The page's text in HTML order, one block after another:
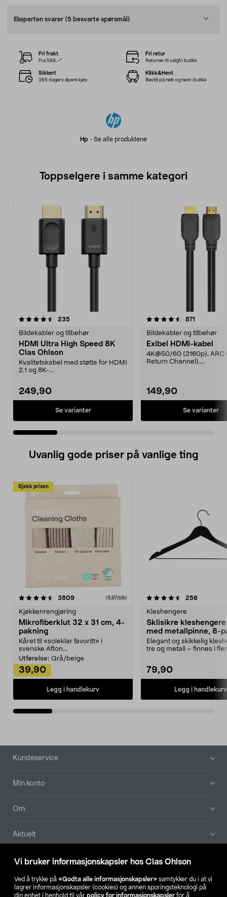
Vi bruker informasjonskapsler hos Clas Ohlson
Ved å trykke på «Godta alle informasjonskapsler» samtykker du i at vi
lagrer informasjonskapsler (cookies) og annen sporingsteknologi på
din enhet i henhold til vår policy for informasjonskapsler for å
Eksperten svarer (5 besvarte spørsmål)
Hp - Se alle produktene
Fri frakt
Fra 599,–*
Fri retur
Returner til valgfri butikk
Sikkert
365 dagers åpent kjøp
Klikk&Hent
Bestill på nett og hent i butikk
Toppselgere i samme kategori
235anmeldelser
Bildekabler og tilbehør
HDMI Ultra High Speed 8K
Clas Ohlson
Kvalitetskabel med støtte for HDMI
2.1 og 8K-...
249,90
Se varianter
4.5 av 5 stjerner 871
Bildekabler og tilbehør
Exibel HDMI-kabel
4K@50/60 (2160p). ARC
Return Channel)....
149,90
Se varianter
4.0 av 5 stjerner
Uvanlig gode priser på vanlige ting
Sjekk prisen
3809anmeldelser(9,97/stk)
Kjøkkenrengjøring
Mikrofiberklut 32 x 31 cm, 4-
pakning
Kåret til «soleklar favoritt» i
svenske Afton...
Utførelse: Grå/beige
39,90
Legg i handlekurv
4.5av 5 stjerner 256
Kleshengere
Sklisikre
med metallpinne, 8-
Elegant og skikkelig
tre og metall – finnes i
79,90
Legg i handlekurv
4.5av 5 stjerner
Bunntekst
Kundeservice
Min konto
Om
Aktuelt
Våre selskaper
Finn din butikk